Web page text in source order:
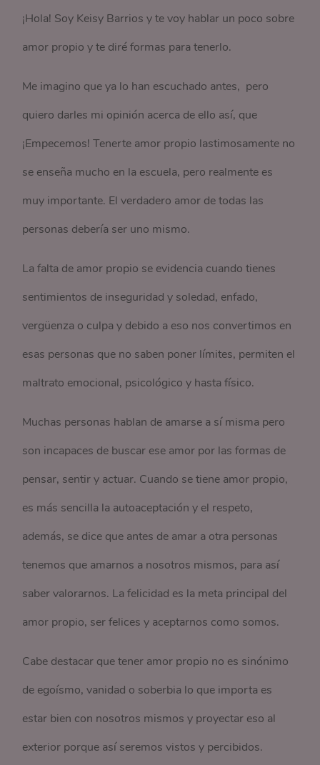
¡Hola! Soy Keisy Barrios y te voy hablar un poco sobre
amor propio y te diré formas para tenerlo.
Me imagino que ya lo han escuchado antes, pero
quiero darles mi opinión acerca de ello así, que
¡Empecemos! Tenerte amor propio lastimosamente no
se enseña mucho en la escuela, pero realmente es
muy importante. El verdadero amor de todas las
personas debería ser uno mismo.
La falta de amor propio se evidencia cuando tienes
sentimientos de inseguridad y soledad, enfado,
vergüenza o culpa y debido a eso nos convertimos en
esas personas que no saben poner límites, permiten el
maltrato emocional, psicológico y hasta físico.
Muchas personas hablan de amarse a sí misma pero
son incapaces de buscar ese amor por las formas de
pensar, sentir y actuar. Cuando se tiene amor propio,
es más sencilla la autoaceptación y el respeto,
además, se dice que antes de amar a otra personas
tenemos que amarnos a nosotros mismos, para así
saber valorarnos. La felicidad es la meta principal del
amor propio, ser felices y aceptarnos como somos.
Cabe destacar que tener amor propio no es sinónimo
de egoísmo, vanidad o soberbia lo que importa es
estar bien con nosotros mismos y proyectar eso al
exterior porque así seremos vistos y percibidos.